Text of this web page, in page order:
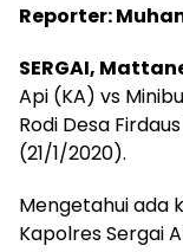
Reporter:
SERGAI,
Api (KA) vs
Rodi Desa
(21/1/2020).
Mengetahui ada
Kapolres Sergai